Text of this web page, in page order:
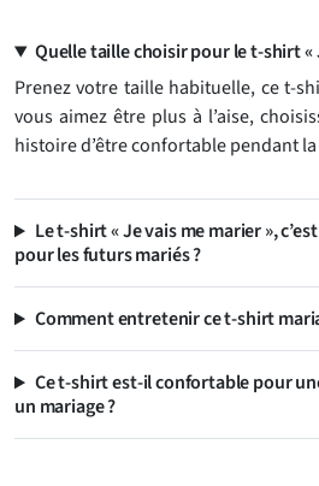
Quelle taille choisir pour le t-shirt «
Prenez votre taille habituelle, ce t-
vous aimez être plus à l’aise,
histoire d’être confortable pendant
Le t-shirt « Je vais me marier »,
pour les futurs mariés ?
Comment entretenir ce t-shirt
Ce t-shirt est-il confortable pour
un mariage ?